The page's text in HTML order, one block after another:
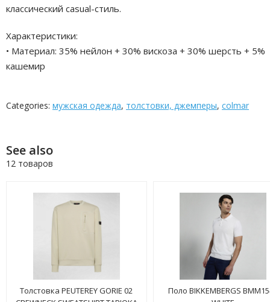
классический casual-стиль.
Характеристики:
• Материал: 35% нейлон + 30% вискоза + 30% шерсть + 5%
кашемир
Categories: мужская одежда, толстовки, джемперы, colmar
See also
12 товаров
Толстовка PEUTEREY GORIE 02
Поло BIKKEMBERGS